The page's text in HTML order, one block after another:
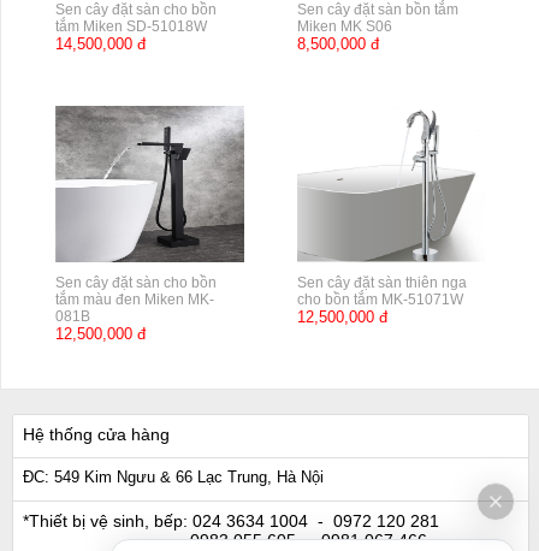
Sen cây đặt sàn cho bồn
tắm Miken SD-51018W
14,500,000 đ
Sen cây đặt sàn bồn tắm
Miken MK S06
8,500,000 đ
Sen cây đặt sàn cho bồn
tắm màu đen Miken MK-
081B
12,500,000 đ
Sen cây đặt sàn thiên nga
cho bồn tắm MK-51071W
12,500,000 đ
Hệ thống cửa hàng
ĐC: 549 Kim Ngưu & 66 Lạc Trung, Hà Nội
*Thiết bị vệ sinh, bếp: 024 3634 1004 - 0972 120 281
0983 055 605- 0981 067 466